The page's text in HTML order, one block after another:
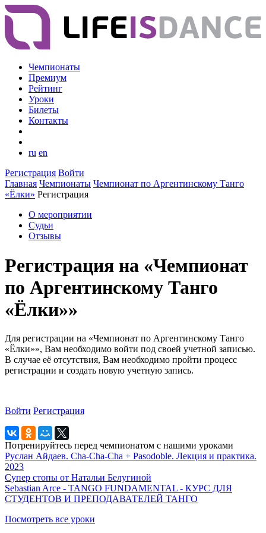
Чемпионаты
Премиум
Рейтинг
Уроки
Билеты
Контакты
ru en
Регистрация Войти
Главная Чемпионаты Чемпионат по Аргентинскому Танго
«Ёлки» Регистрация
О мероприятии
Судьи
Отзывы
Регистрация на «Чемпионат
по Аргентинскому Танго
«Ёлки»»
Для регистрации на «Чемпионат по Аргентинскому Танго
«Ёлки»», Вам необходимо войти под своей учетной записью.
В случае её отсутствия, Вам необходимо пройти процесс
регистрации и создать новую учетную запись.
Войти Регистрация
Потренируйтесь перед чемпионатом с нашими уроками
Руслан Айдаев. Cha-Cha-Cha + Pasodoble. Лекция и практика.
2023
Супер стопы от Натальи Белугиной
Sebastian Arce - TANGO FUNDAMENTAL - КУРС ДЛЯ
СТУДЕНТОВ И ПРЕПОДАВАТЕЛЕЙ ТАНГО
Посмотреть все уроки